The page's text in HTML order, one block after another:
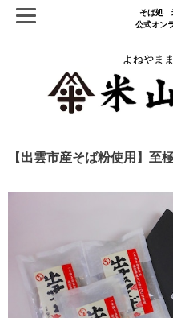
そば処
公式オン
よねやま
【出雲市産そば粉使用】至